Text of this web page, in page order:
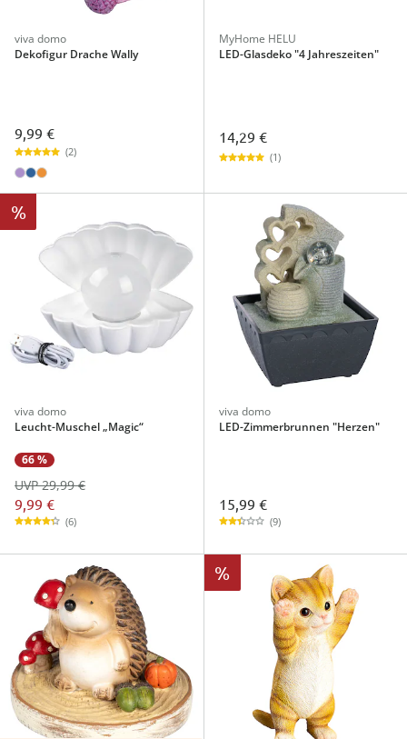
viva domo
Dekofigur Drache Wally
9,99 €
(2)
MyHome HELU
LED-Glasdeko "4 Jahreszeiten"
14,29 €
(1)
%
viva domo
Leucht-Muschel „Magic“
66 %
9,99 €
UVP 29,99 €
(6)
viva domo
LED-Zimmerbrunnen "Herzen"
15,99 €
(9)
%